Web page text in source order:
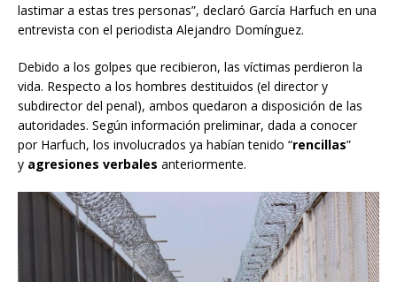
lastimar a estas tres personas”, declaró García Harfuch en una
entrevista con el periodista Alejandro Domínguez.
Debido a los golpes que recibieron, las víctimas perdieron la
vida. Respecto a los hombres destituidos (el director y
subdirector del penal), ambos quedaron a disposición de las
autoridades. Según información preliminar, dada a conocer
por Harfuch, los involucrados ya habían tenido “rencillas”
y agresiones verbales anteriormente.